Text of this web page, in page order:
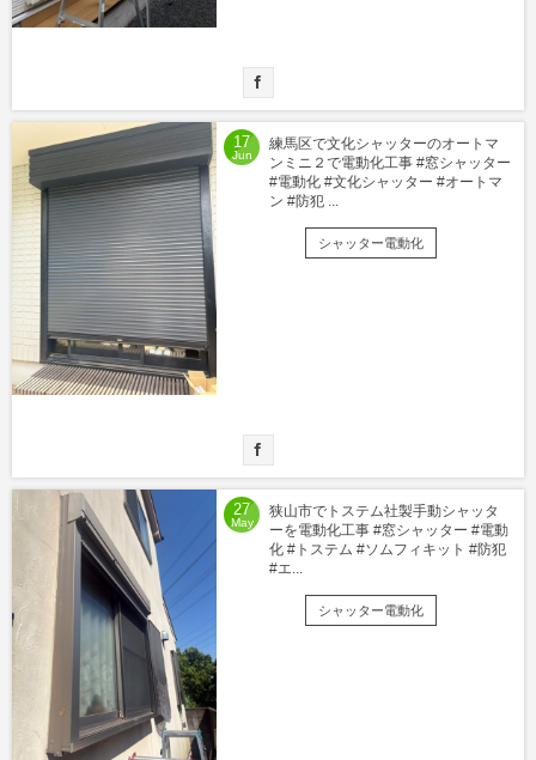
17
Jun
練馬区で文化シャッターのオートマ
ンミニ２で電動化工事 #窓シャッター
#電動化 #文化シャッター #オートマ
ン #防犯 ...
シャッター電動化
27
May
狭山市でトステム社製手動シャッタ
ーを電動化工事 #窓シャッター #電動
化 #トステム #ソムフィキット #防犯
#エ...
シャッター電動化